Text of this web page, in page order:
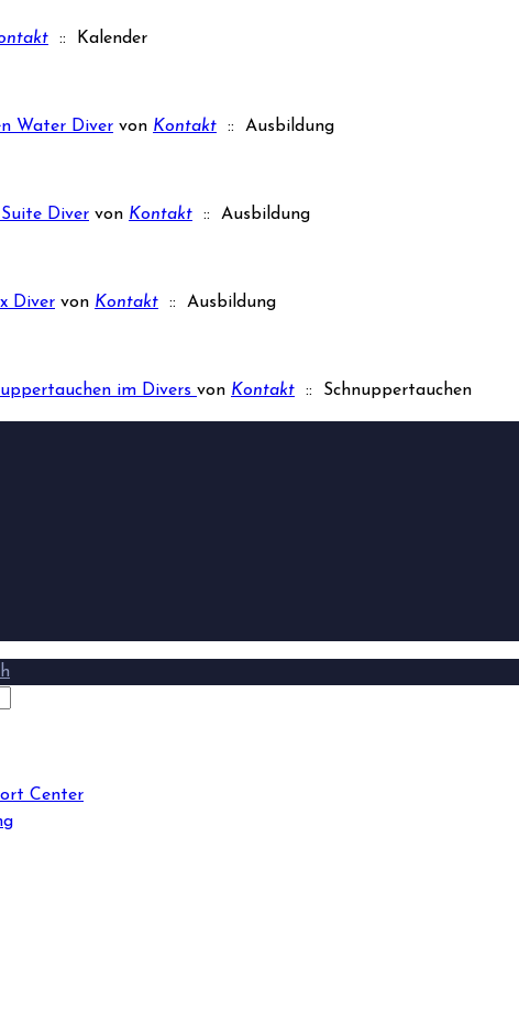
:: Kalender
Water Diver von Kontakt :: Ausbildung
Diver von Kontakt :: Ausbildung
Diver von Kontakt :: Ausbildung
im Divers von Kontakt :: Schnuppertauchen
Center